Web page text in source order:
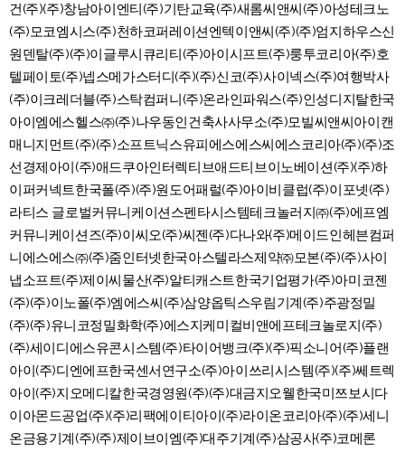
건(주)(주)창남아이엔티(주)기탄교육(주)새롬씨앤씨(주)아성테크노
(주)모코엠시스(주)천하코퍼레이션엔텍이앤씨(주)(주)엄지하우스신
원덴탈(주)(주)이글루시큐리티(주)아이시프트(주)룽투코리아(주)호
텔페이토(주)넵스메가스터디(주)(주)신코(주)사이넥스(주)여행박사
(주)이크레더블(주)스탁컴퍼니(주)온라인파워스(주)인성디지탈한국
아이엠에스헬스㈜(주)나우동인건축사사무소(주)모빌씨앤씨아이캔
매니지먼트(주)(주)소프트닉스유피에스에스씨에스코리아(주)(주)조
선경제아이(주)애드쿠아인터렉티브애드티브이노베이션(주)(주)하
이퍼커넥트한국폴(주)(주)원도어패럴(주)아이비클럽(주)이포넷(주)
라티스 글로벌커뮤니케이션스펜타시스템테크놀러지㈜(주)에프엠
커뮤니케이션즈(주)이씨오(주)씨젠(주)다나와(주)메이드인헤븐컴퍼
니에스에스㈜(주)줌인터넷한국아스텔라스제약㈜모본(주)(주)사이
냅소프트(주)제이씨물산(주)알티캐스트한국기업평가(주)아미코젠
(주)(주)이노폴(주)엠에스씨(주)삼양옵틱스우림기계(주)주광정밀
(주)(주)유니코정밀화학(주)에스지케미컬비앤에프테크놀로지(주)
(주)세이디에스유콘시스템(주)타이어뱅크(주)(주)픽소니어(주)플랜
아이(주)디엔에프한국센서연구소(주)아이쓰리시스템(주)(주)쎄트렉
아이(주)지오메디칼한국경영원(주)(주)대금지오웰한국미쯔보시다
이아몬드공업(주)(주)리팩에이티아이(주)라이온코리아(주)(주)세니
온금용기계(주)(주)제이브이엠(주)대주기계(주)삼공사(주)코메론